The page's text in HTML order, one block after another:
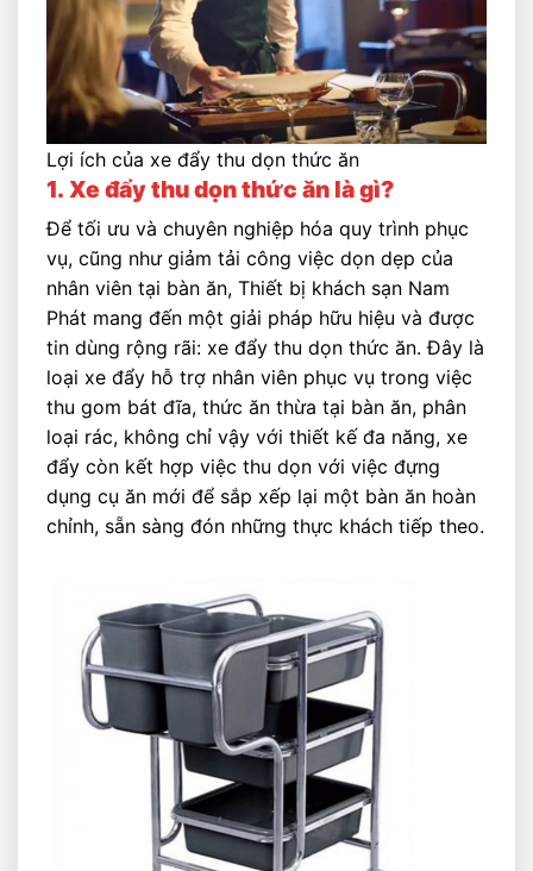
Lợi ích của xe đẩy thu dọn thức ăn
1. Xe đẩy thu dọn thức ăn là gì?
Để tối ưu và chuyên nghiệp hóa quy trình phục
vụ, cũng như giảm tải công việc dọn dẹp của
nhân viên tại bàn ăn, Thiết bị khách sạn Nam
Phát mang đến một giải pháp hữu hiệu và được
tin dùng rộng rãi: xe đẩy thu dọn thức ăn. Đây là
loại xe đẩy hỗ trợ nhân viên phục vụ trong việc
thu gom bát đĩa, thức ăn thừa tại bàn ăn, phân
loại rác, không chỉ vậy với thiết kế đa năng, xe
đẩy còn kết hợp việc thu dọn với việc đựng
dụng cụ ăn mới để sắp xếp lại một bàn ăn hoàn
chỉnh, sẵn sàng đón những thực khách tiếp theo.